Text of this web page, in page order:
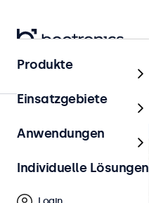
Startseite
Produkte
Einsatzgebiete
Anwendungen
Individuelle Lösungen